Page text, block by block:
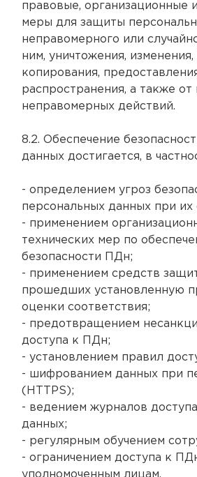
правовые, организационные
меры для защиты
неправомерного или
ним, уничтожения,
копирования,
распространения, а также от
неправомерных действий.
8.2. Обеспечение
данных достигается, в
- определением угроз
персональных данных при их
- применением
технических мер по
безопасности ПДн;
- применением средств
прошедших установленную
оценки соответствия;
- предотвращением
доступа к ПДн;
- установлением правил
- шифрованием данных при
(HTTPS);
- ведением журналов
данных;
- регулярным обучением
- ограничением доступа к
уполномоченным лицам.